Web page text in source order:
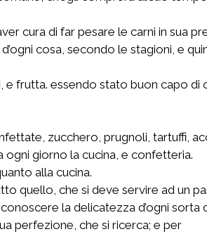
cura di far pesare le carni in sua
cosa, secondo le stagioni, e
e frutta. essendo stato buon capo di
zucchero, prugnoli, tartuffi,
giorno la cucina, e confetteria.
alla cucina.
quello, che si deve servire ad un
la delicatezza d’ogni sorta
perfezione, che si ricerca; e per